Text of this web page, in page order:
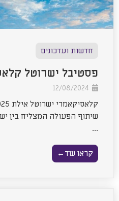
חדשות ועדכונים
פסטיבל ישרוטל
שיתוף הפעולה המצליח בין
...
קראו עוד←